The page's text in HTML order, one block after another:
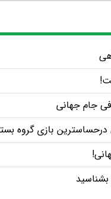
درحساسترین بازی گروه
بشناسید